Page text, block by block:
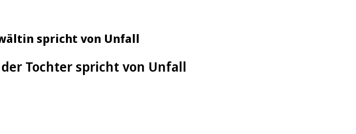
spricht von Unfall
Tochter spricht von Unfall